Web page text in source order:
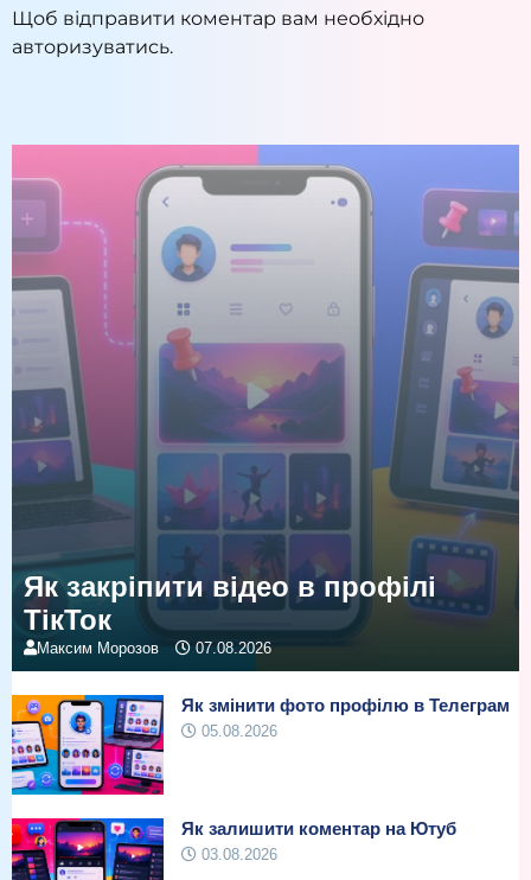
Щоб відправити коментар вам необхідно
авторизуватись.
Як закріпити відео в профілі
ТікТок
Максим Морозов 07.08.2026
Як змінити фото профілю в Телеграм
05.08.2026
Як залишити коментар на Ютуб
03.08.2026